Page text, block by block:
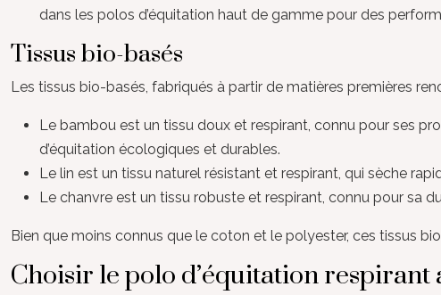
dans les polos d’équitation haut de gamme pour des
Tissus bio-basés
Les tissus bio-basés, fabriqués à partir de matières premières
Le bambou est un tissu doux et respirant, connu pour ses
d’équitation écologiques et durables.
Le lin est un tissu naturel résistant et respirant, qui sèche
Le chanvre est un tissu robuste et respirant, connu pour sa
Bien que moins connus que le coton et le polyester, ces tissus
Choisir le polo d’équitation respirant